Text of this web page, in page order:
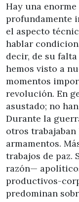
Hay una
profundamente
el aspecto
hablar
decir, de su
hemos visto a
momentos
revolución. En
asustado; no
Durante la
otros
armamentos.
trabajos de paz.
razón—
productivos-
predominan